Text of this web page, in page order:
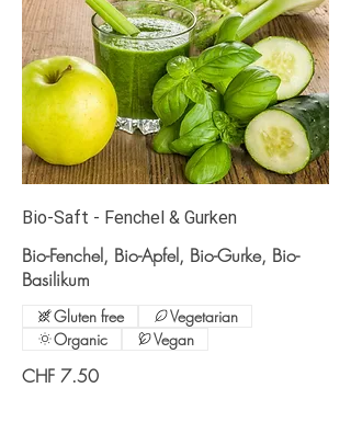
Bio-Saft - Fenchel & Gurken
Bio-Fenchel, Bio-Apfel, Bio-Gurke, Bio-
Basilikum
CHF 7.50
Gluten free
Vegetarian
Organic
Vegan